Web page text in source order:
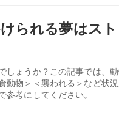
られる夢はス
ょうか？この記事では、
動物＞＜襲われる＞など状
参考にしてください。